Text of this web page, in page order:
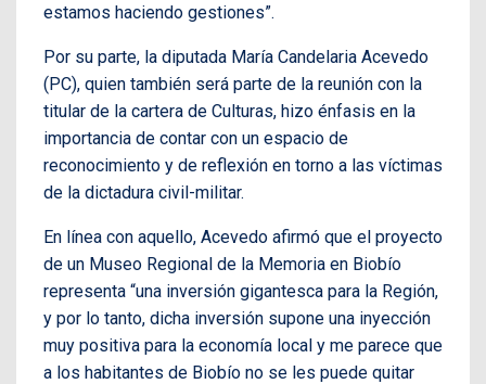
estamos haciendo gestiones”.
Por su parte, la diputada María Candelaria Acevedo
(PC), quien también será parte de la reunión con la
titular de la cartera de Culturas, hizo énfasis en la
importancia de contar con un espacio de
reconocimiento y de reflexión en torno a las víctimas
de la dictadura civil-militar.
En línea con aquello, Acevedo afirmó que el proyecto
de un Museo Regional de la Memoria en Biobío
representa “una inversión gigantesca para la Región,
y por lo tanto, dicha inversión supone una inyección
muy positiva para la economía local y me parece que
a los habitantes de Biobío no se les puede quitar